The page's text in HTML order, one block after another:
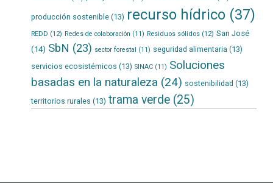
producción sostenible(13) recurso hídrico(37)
REDD (12) Redes de colaboración (11) Residuos sólidos(12) San José
(14) SbN (23) sector forestal (11) seguridad alimentaria (13)
servicios ecosistémicos (13) SINAC(11) Soluciones
basadas en la naturaleza (24) sostenibilidad (13)
territorios rurales (13) trama verde(25)